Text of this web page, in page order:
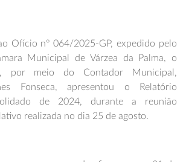
Ofício nº 064/2025-GP, expedido pelo
Municipal de Várzea da Palma, o
por meio do Contador Municipal,
Fonseca, apresentou o Relatório
de 2024, durante a reunião
realizada no dia 25 de agosto.